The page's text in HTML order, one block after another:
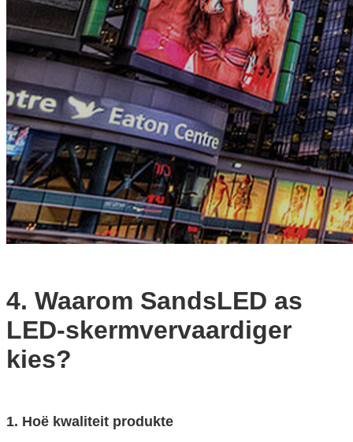
4. Waarom SandsLED as
LED-skermvervaardiger
kies?
1. Hoë kwaliteit produkte